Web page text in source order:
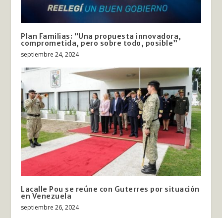
Plan Familias: “Una propuesta innovadora,
comprometida, pero sobre todo, posible”
septiembre 24, 2024
Lacalle Pou se reúne con Guterres por situación
en Venezuela
septiembre 26, 2024